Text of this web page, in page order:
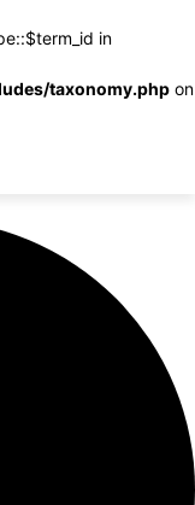
in
taxonomy.php on